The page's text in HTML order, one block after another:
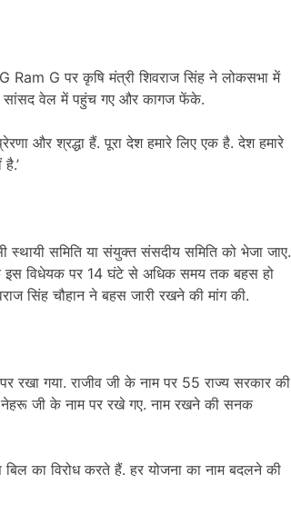
Ram G पर कृषि मंत्री शिवराज सिंह ने लोकसभा में
सांसद वेल में पहुंच गए और कागज फेंके.
और श्रद्धा हैं. पूरा देश हमारे लिए एक है. देश हमारे
समिति या संयुक्त संसदीय समिति को भेजा जाए.
इस विधेयक पर 14 घंटे से अधिक समय तक बहस हो
सिंह चौहान ने बहस जारी रखने की मांग की.
रखा गया. राजीव जी के नाम पर 55 राज्य सरकार की
जी के नाम पर रखे गए. नाम रखने की सनक
का विरोध करते हैं. हर योजना का नाम बदलने की